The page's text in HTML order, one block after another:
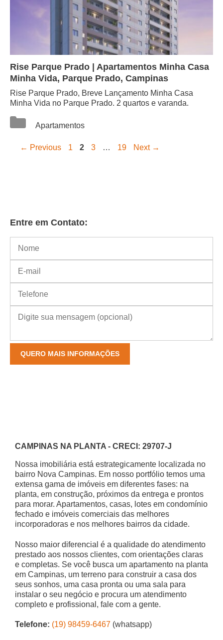
Rise Parque Prado | Apartamentos Minha Casa
Minha Vida, Parque Prado, Campinas
Rise Parque Prado, Breve Lançamento Minha Casa
Minha Vida no Parque Prado. 2 quartos e varanda.
Apartamentos
← Previous Page
1 Page
2 Page
3 … Page
19 Next →
Entre em Contato:
CAMPINAS NA PLANTA - CRECI: 29707-J
Nossa imobiliária está estrategicamente localizada no
bairro Nova Campinas. Em nosso portfólio temos uma
extensa gama de imóveis em diferentes fases: na
planta, em construção, próximos da entrega e prontos
para morar. Apartamentos, casas, lotes em condomínio
fechado e imóveis comerciais das melhores
incorporadoras e nos melhores bairros da cidade.
Nosso maior diferencial é a qualidade do atendimento
prestado aos nossos clientes, com orientações claras
e completas. Se você busca um apartamento na planta
em Campinas, um terreno para construir a casa dos
seus sonhos, uma casa pronta ou uma sala para
instalar o seu negócio e procura um atendimento
completo e profissional, fale com a gente.
Telefone: (19) 98459-6467 (whatsapp)